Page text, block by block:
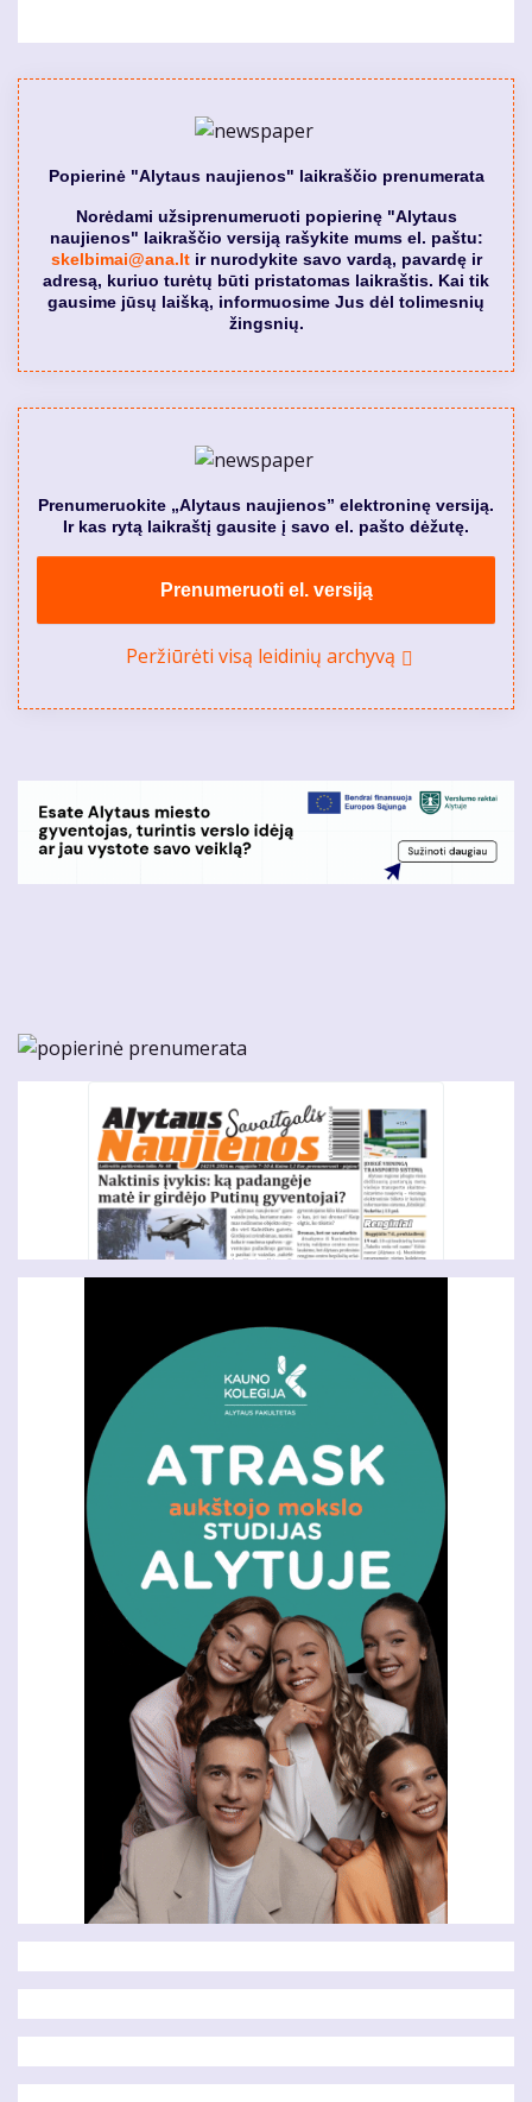
Popierinė "Alytaus naujienos" laikraščio prenumerata
Norėdami užsiprenumeruoti popierinę "Alytaus
naujienos" laikraščio versiją rašykite mums el. paštu:
skelbimai@ana.ltir nurodykite savo vardą, pavardę ir
adresą, kuriuo turėtų būti pristatomas laikraštis. Kai tik
gausime jūsų laišką, informuosime Jus dėl tolimesnių
žingsnių.
Prenumeruokite „Alytaus naujienos” elektroninę versiją.
Ir kas rytą laikraštį gausite į savo el. pašto dėžutę.
Prenumeruoti el. versiją
Peržiūrėti visą leidinių archyvą